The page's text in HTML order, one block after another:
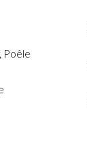
Poêle